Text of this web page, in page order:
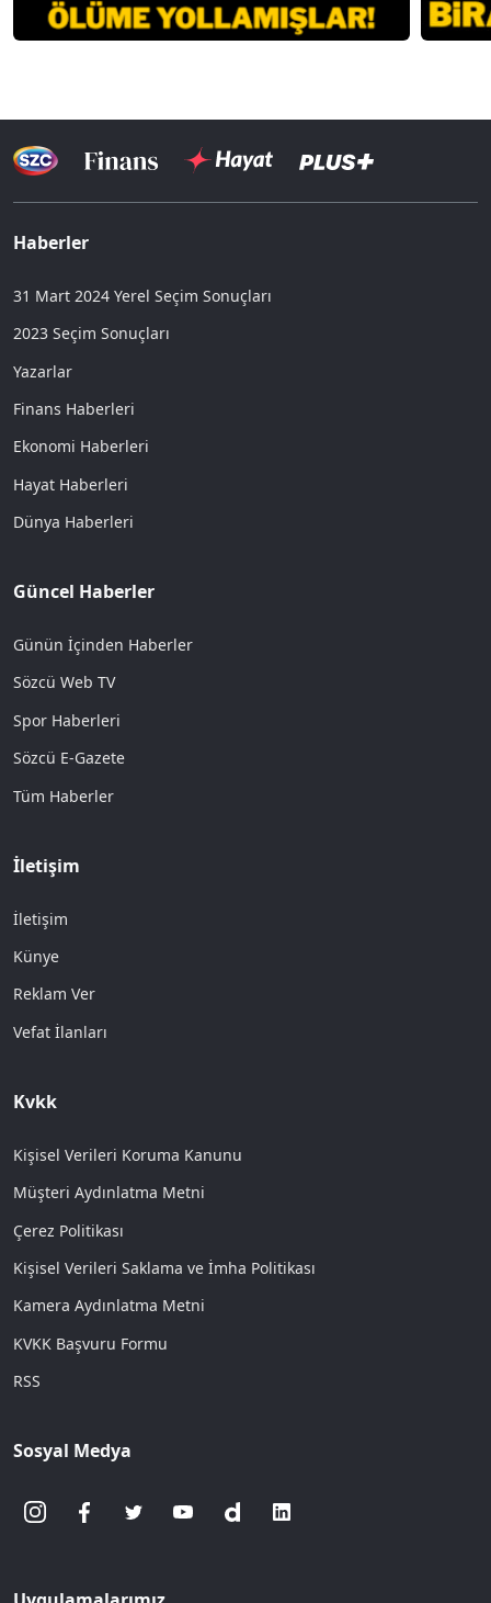
Haberler
31 Mart 2024 Yerel Seçim Sonuçları
2023 Seçim Sonuçları
Yazarlar
Finans Haberleri
Ekonomi Haberleri
Hayat Haberleri
Dünya Haberleri
Güncel Haberler
Günün İçinden Haberler
Sözcü Web TV
Spor Haberleri
Sözcü E-Gazete
Tüm Haberler
İletişim
İletişim
Künye
Reklam Ver
Vefat İlanları
Kvkk
Kişisel Verileri Koruma Kanunu
Müşteri Aydınlatma Metni
Çerez Politikası
Kişisel Verileri Saklama ve İmha Politikası
Kamera Aydınlatma Metni
KVKK Başvuru Formu
RSS
Sosyal Medya